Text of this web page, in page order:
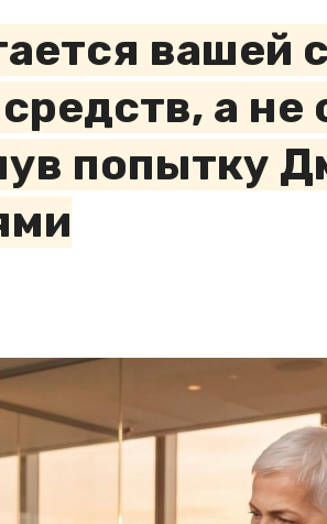
вашей
а не
попытку